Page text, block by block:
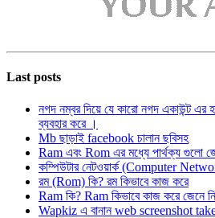
Last posts
নগদ নম্বর দিয়ে যে কারো নগদ একাউন্ট
ব্যবহার করে ।
Mb ছাড়াই facebook চালান ছবিসহ
Ram এবং Rom এর মধ্যে পার্থক্য গুলো
কম্পিউটার নেটওয়ার্ক (Computer
রম (Rom) কি? রম কিভাবে কাজ করে
Ram কি? Ram কিভাবে কাজ করে জেনে
Wapkiz এ বানান web screenshot